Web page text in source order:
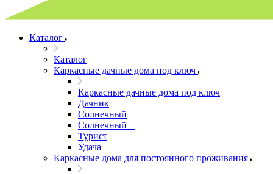
Каталог
Каталог
Каркасные дачные дома под ключ
Каркасные дачные дома под ключ
Дачник
Солнечный
Солнечный +
Турист
Удача
Каркасные дома для постоянного проживания